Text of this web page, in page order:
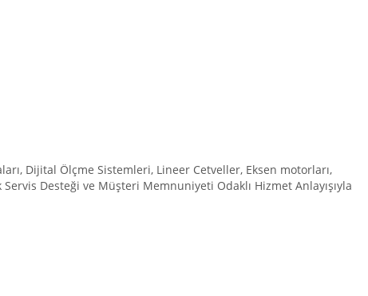
Dijital Ölçme Sistemleri, Lineer Cetveller, Eksen motorları,
Desteği ve Müşteri Memnuniyeti Odaklı Hizmet Anlayışıyla